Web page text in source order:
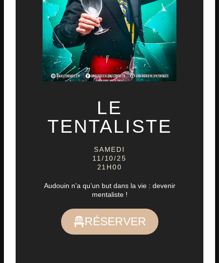
LE
TENTALISTE
SAMEDI
11/10/25
21H00
Audouin n’a qu’un but dans la vie : devenir
mentaliste !
RÉSERVER